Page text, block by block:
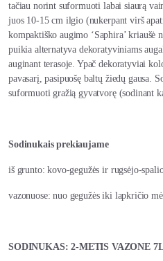
tačiau norint suformuoti labai siaurą
juos 10-15 cm ilgio (nukerpant virš
kompaktiško augimo ‘Saphira’ kriaušė
puikia alternatyva dekoratyviniams
auginant terasoje. Ypač dekoratyviai
pavasarį, pasipuošę baltų žiedų gausa.
suformuoti gražią gyvatvorę (sodinant
Sodinukais prekiaujame
iš grunto: kovo-gegužės ir rugsėjo-
vazonuose: nuo gegužės iki lapkričio
SODINUKAS: 2-METIS VAZONE